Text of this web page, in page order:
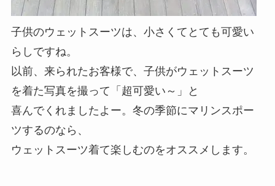
子供のウェットスーツは、小さくてとても可愛い
らしですね。
以前、来られたお客様で、子供がウェットスーツ
を着た写真を撮って「超可愛い～」と
喜んでくれましたよー。冬の季節にマリンスポー
ツするのなら、
ウェットスーツ着て楽しむのをオススメします。